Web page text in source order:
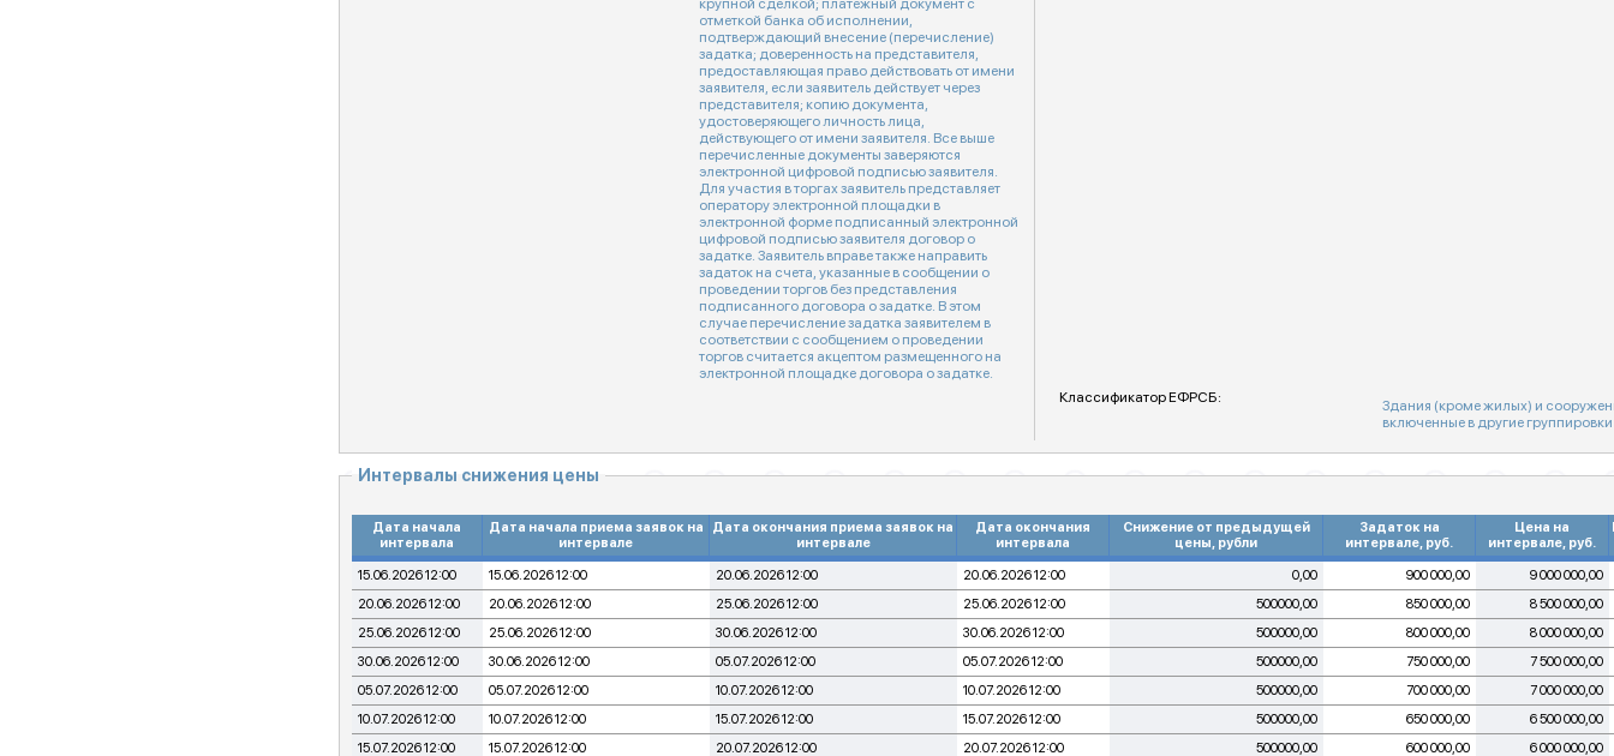
крупной сделкой; платежный документ с
отметкой банка об исполнении,
подтверждающий внесение (перечисление)
задатка; доверенность на представителя,
предоставляющая право действовать от имени
заявителя, если заявитель действует через
представителя; копию документа,
удостоверяющего личность лица,
действующего от имени заявителя. Все выше
перечисленные документы заверяются
электронной цифровой подписью заявителя.
Для участия в торгах заявитель представляет
оператору электронной площадки в
электронной форме подписанный электронной
цифровой подписью заявителя договор о
задатке. Заявитель вправе также направить
задаток на счета, указанные в сообщении о
проведении торгов без представления
подписанного договора о задатке. В этом
случае перечисление задатка заявителем в
соответствии с сообщением о проведении
торгов считается акцептом размещенного на
электронной площадке договора о задатке.
Классификатор ЕФРСБ:
Здания (кроме жилых) и
включенные в другие группировки
Интервалы снижения цены
Дата начала
интервала
Дата начала приема заявок на
интервале
Дата окончания приема заявок на
интервале
Дата окончания
интервала
Снижение от предыдущей
цены, рубли
Задаток на
интервале, руб.
Цена на
интервале, руб.
15.06.2026 12:00 15.06.2026 12:00 20.06.2026 12:00 20.06.2026 12:00 0,00 900 000,00
9 000 000,00
20.06.2026 12:00
20.06.2026 12:00 25.06.2026 12:00 25.06.2026 12:00 500000,00 850 000,00
8 500 000,00
25.06.2026 12:00
25.06.2026 12:00 30.06.2026 12:00 30.06.2026 12:00 500000,00 800 000,00
8 000 000,00
30.06.2026 12:00
30.06.2026 12:00 05.07.2026 12:00 05.07.2026 12:00 500000,00 750 000,00
7 500 000,00
05.07.2026 12:00
05.07.2026 12:00 10.07.2026 12:00 10.07.2026 12:00 500000,00 700 000,00
7 000 000,00
10.07.2026 12:00
10.07.2026 12:00 15.07.2026 12:00 15.07.2026 12:00 500000,00 650 000,00
6 500 000,00
15.07.2026 12:00
15.07.2026 12:00 20.07.2026 12:00 20.07.2026 12:00 500000,00 600 000,00 6 000 000,00